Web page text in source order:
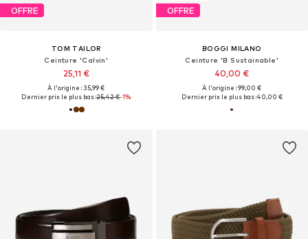
OFFRE
TOM TAILOR
Ceinture 'Calvin'
25,11 €
À l'origine : 35,99 €
Dernier prix le plus bas :25,42 €-1%
OFFRE
BOGGI MILANO
Ceinture 'B Sustainable'
40,00 €
À l'origine : 99,00 €
Dernier prix le plus bas :40,00 €